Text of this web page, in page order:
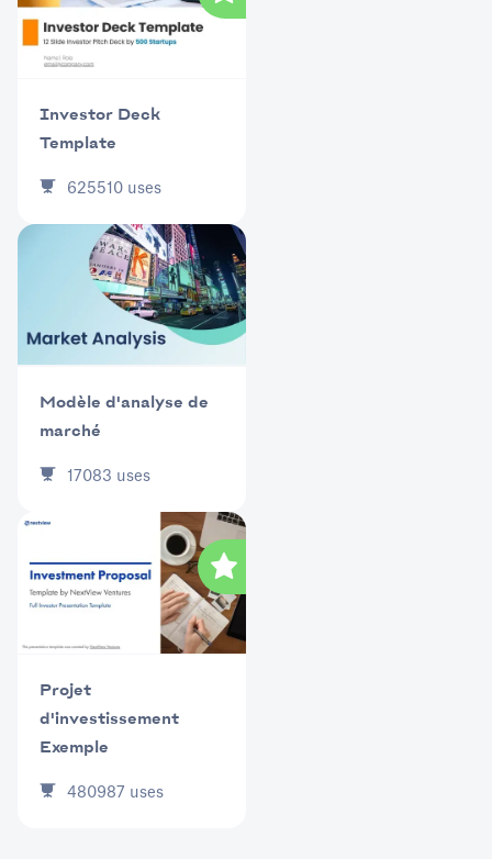
Investor Deck
Template
625510 uses
Modèle d'analyse de
marché
17083 uses
Projet
d'investissement
Exemple
480987 uses